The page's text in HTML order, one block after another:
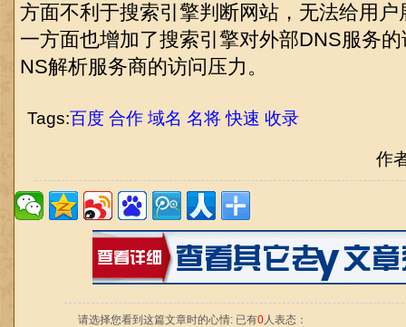
方面不利于搜索引擎判断网站，无法给用
一方面也增加了搜索引擎对外部DNS服务
NS解析服务商的访问压力。
Tags:百度 合作 域名 名将 快速 收录
作
请选择您看到这篇文章时的心情: 已有0人表态：